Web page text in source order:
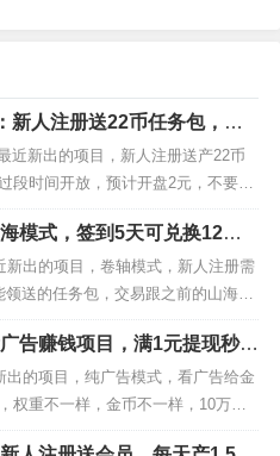
新人注册送22币任务包，预
近新出的项目，新人注册送产22币
段时间开放，预计开盘2元，不要投
1.手机浏览器打开扫一扫：下载安
箱...
模式，签到5天可兑换12币
开盘6元
新出的项目，卷轴模式，新人注册需
领送的任务包，交易跟之前的山海优
开盘6元，不要投资，零撸就好。
开扫一扫：注册百佳福，...
告赚钱项目，满1元提现秒
权重教程
出的项目，纯广告模式，看广告给金
权重不一样，金币不一样，10万金
，提现秒到支付宝。 1.手机浏览器